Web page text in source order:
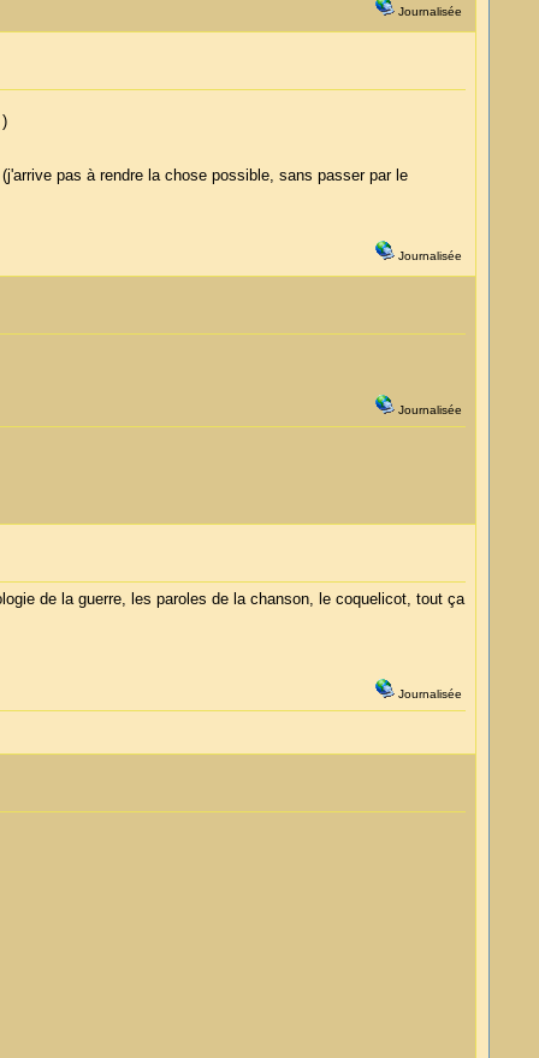
Journalisée
pas à rendre la chose possible, sans passer par le
Journalisée
Journalisée
de la guerre, les paroles de la chanson, le coquelicot, tout ça
Journalisée